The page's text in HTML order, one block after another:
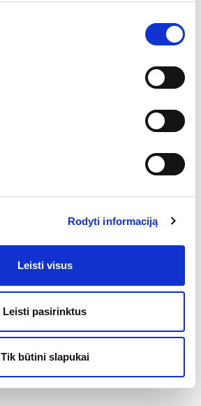
Rodyti informaciją
Leisti visus
Leisti pasirinktus
Tik būtini slapukai